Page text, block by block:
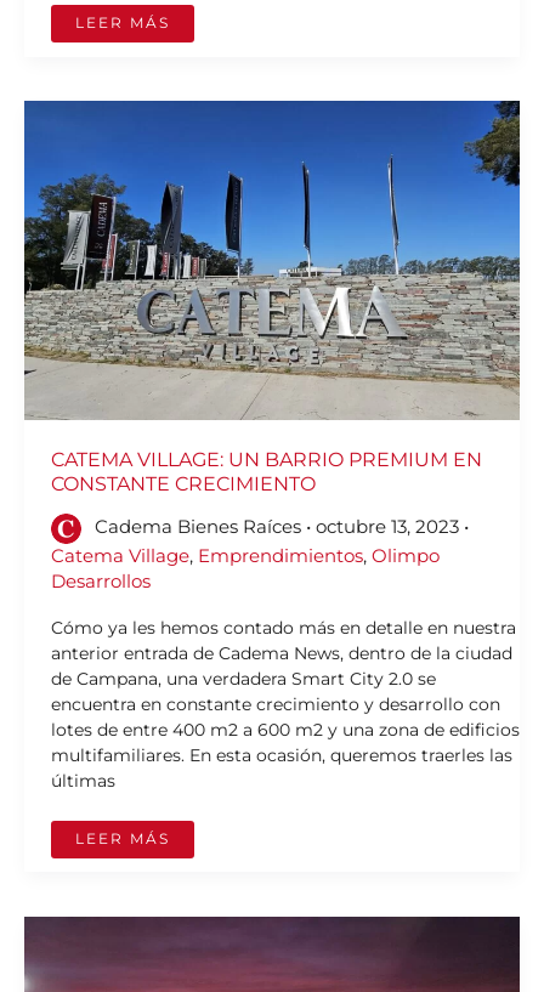
LEER MÁS
CATEMA VILLAGE: UN BARRIO PREMIUM EN
CONSTANTE CRECIMIENTO
Cadema Bienes Raíces •octubre 13, 2023 •
Catema Village, Emprendimientos, Olimpo
Desarrollos
Cómo ya les hemos contado más en detalle en nuestra
anterior entrada de Cadema News, dentro de la ciudad
de Campana, una verdadera Smart City 2.0 se
encuentra en constante crecimiento y desarrollo con
lotes de entre 400 m2 a 600 m2 y una zona de edificios
multifamiliares. En esta ocasión, queremos traerles las
últimas
CATEMA
EN
CONSTANTE
CRECIMIENTO
LEER MÁS
CARDALES
EMPRENDIMIENTO